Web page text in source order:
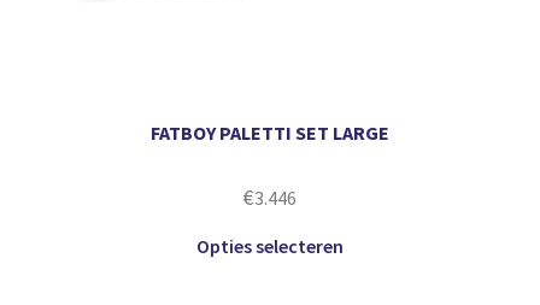
FATBOY PALETTI SET LARGE
€3.446
Opties selecteren